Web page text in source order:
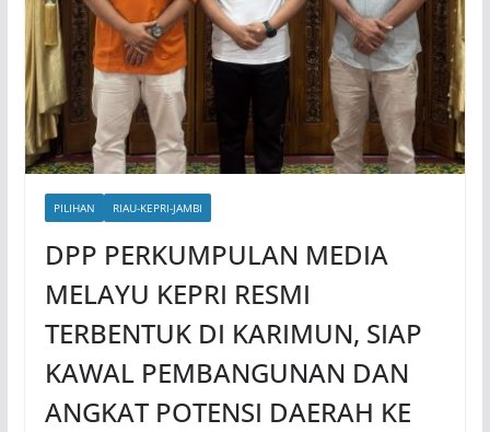
PILIHAN RIAU-KEPRI-JAMBI
DPP PERKUMPULAN MEDIA
MELAYU KEPRI RESMI
TERBENTUK DI KARIMUN, SIAP
KAWAL PEMBANGUNAN DAN
ANGKAT POTENSI DAERAH KE